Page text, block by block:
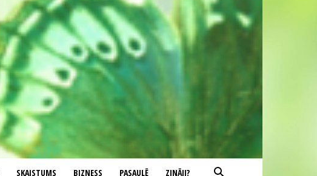
SKAISTUMS BIZNESS PASAULĒ ZINĀJI?